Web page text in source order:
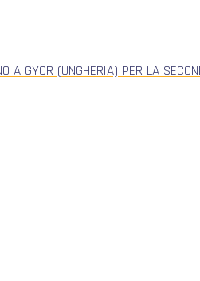
A GYOR (UNGHERIA) PER LA